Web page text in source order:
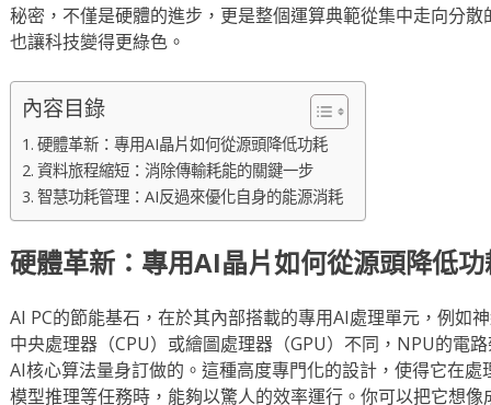
秘密，不僅是硬體的進步，更是整個運算典範從集中走向分
也讓科技變得更綠色。
內容目錄
硬體革新：專用AI晶片如何從源頭降低功耗
資料旅程縮短：消除傳輸耗能的關鍵一步
智慧功耗管理：AI反過來優化自身的能源消耗
硬體革新：專用AI晶片如何從源頭降低
AI PC的節能基石，在於其內部搭載的專用AI處理單元，例如
中央處理器（CPU）或繪圖處理器（GPU）不同，NPU的電
AI核心算法量身訂做的。這種高度專門化的設計，使得它在
模型推理等任務時，能夠以驚人的效率運行。你可以把它想